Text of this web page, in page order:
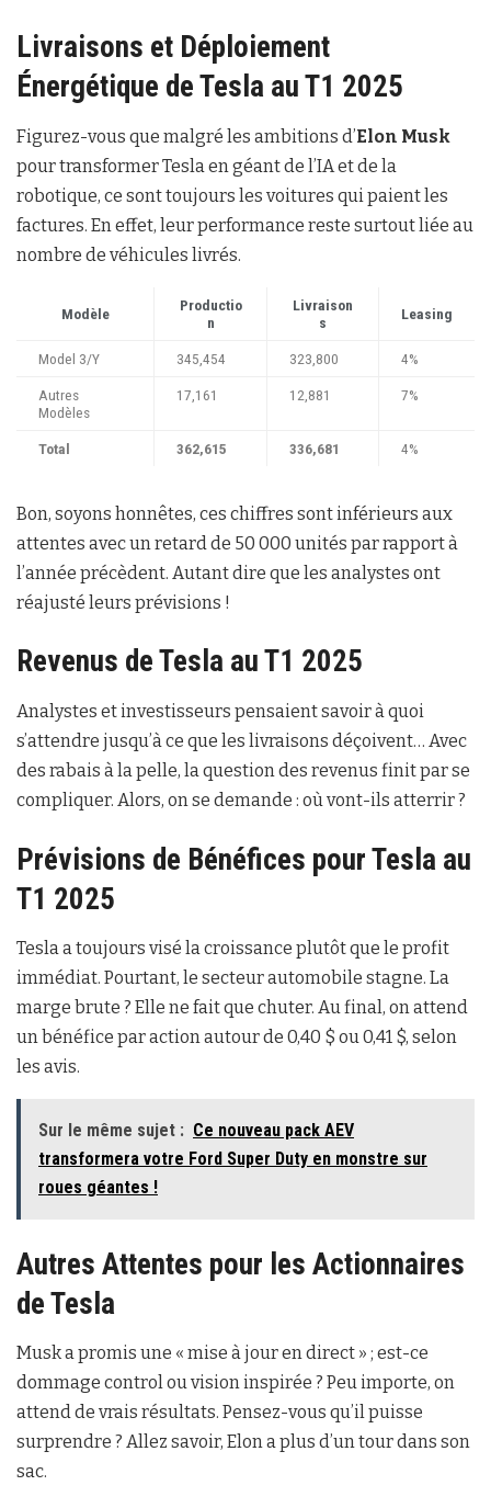
Livraisons et Déploiement
Énergétique de Tesla au T1 2025
Figurez-vous que malgré les ambitions d’Elon Musk
pour transformer Tesla en géant de l’IA et de la
robotique, ce sont toujours les voitures qui paient les
factures. En effet, leur performance reste surtout liée au
nombre de véhicules livrés.
Modèle
Productio
n
Livraison
s
Leasing
Model 3/Y 345,454 323,800 4%
Autres
Modèles
17,161 12,881 7%
Total 362,615 336,681 4%
Bon, soyons honnêtes, ces chiffres sont inférieurs aux
attentes avec un retard de 50 000 unités par rapport à
l’année précèdent. Autant dire que les analystes ont
réajusté leurs prévisions !
Revenus de Tesla au T1 2025
Analystes et investisseurs pensaient savoir à quoi
s’attendre jusqu’à ce que les livraisons déçoivent… Avec
des rabais à la pelle, la question des revenus finit par se
compliquer. Alors, on se demande : où vont-ils atterrir ?
Prévisions de Bénéfices pour Tesla au
T1 2025
Tesla a toujours visé la croissance plutôt que le profit
immédiat. Pourtant, le secteur automobile stagne. La
marge brute ? Elle ne fait que chuter. Au final, on attend
un bénéfice par action autour de 0,40 $ ou 0,41 $, selon
les avis.
Sur le même sujet : Ce nouveau pack AEV
transformera votre Ford Super Duty en monstre sur
roues géantes !
Autres Attentes pour les Actionnaires
de Tesla
Musk a promis une « mise à jour en direct » ; est-ce
dommage control ou vision inspirée ? Peu importe, on
attend de vrais résultats. Pensez-vous qu’il puisse
surprendre ? Allez savoir, Elon a plus d’un tour dans son
sac.